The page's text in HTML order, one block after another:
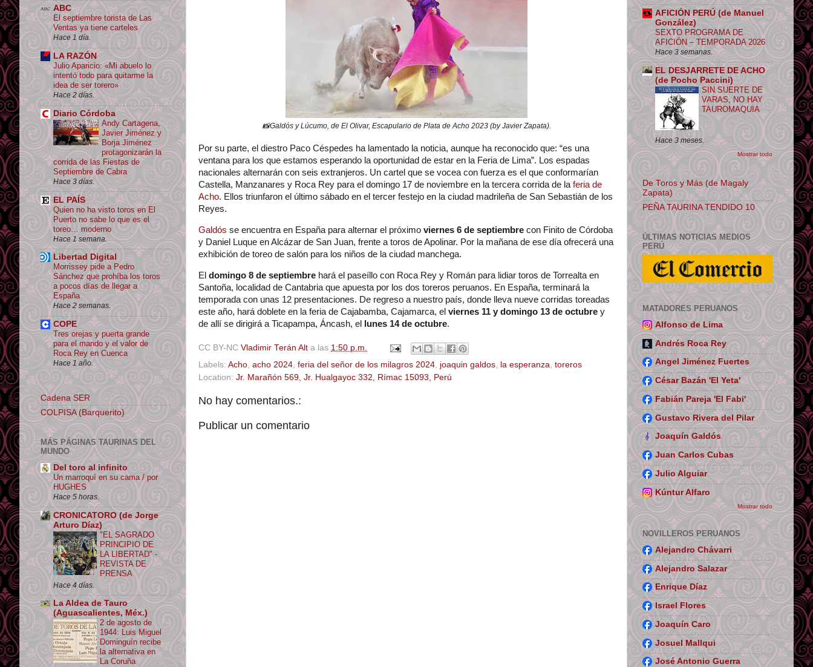
📸Galdós y Lúcumo, de El Olivar, Escapulario de Plata de Acho 2023 (by Javier Zapata).
Por su parte, el diestro Paco Céspedes ha lamentado la noticia, aunque ha reconocido que: “es una
ventana para los que estamos esperando la oportunidad de estar en la Feria de Lima”. Los espadas
nacionales alternarán con seis extranjeros. Un cartel que se vocea con fuerza es el que conformarían
Castella, Manzanares y Roca Rey para el domingo 17 de noviembre en la tercera corrida de la feria de
Acho. Ellos triunfaron el último sábado en el tercer festejo en la ciudad madrileña de San Sebastián de los
Reyes.
Galdós se encuentra en España para alternar el próximo viernes 6 de septiembre con Finito de Córdoba
y Daniel Luque en Alcázar de San Juan, frente a toros de Apolinar. Por la mañana de ese día ofrecerá una
exhibición de toreo de salón para los niños de la ciudad manchega.
El domingo 8 de septiembre hará el paseíllo con Roca Rey y Román para lidiar toros de Torrealta en
Santoña, localidad de Cantabria que apuesta por los dos toreros peruanos. En España, terminará la
temporada con unas 12 presentaciones. De regreso a nuestro país, donde lleva nueve corridas toreadas
este año, hará doblete en la feria de Cajabamba, Cajamarca, el viernes 11 y domingo 13 de octubre y
de allí se dirigirá a Ticapampa, Áncash, el
lunes 14 de octubre.
CC BY-NC Vladimir Terán Alt a las 1:50 p.m.
Labels: Acho, acho 2024, feria del señor de los milagros 2024, joaquin galdos, la esperanza, toreros
Location: Jr. Marañón 569, Jr. Hualgayoc 332, Rímac 15093, Perú
No hay comentarios.:
Publicar un comentario
ABC
El septiembre torista de Las
Ventas ya tiene carteles
Hace 1 día.
LA RAZÓN
Julio Aparicio: «Mi abuelo lo
intentó todo para quitarme la
idea de ser torero»
Hace 2 días.
Diario Córdoba
Andy Cartagena,
Javier Jiménez y
Borja Jiménez
protagonizarán la
corrida de las Fiestas de
Septiembre de Cabra
Hace 3 días.
EL PAÍS
Quien no ha visto toros en El
Puerto no sabe lo que es el
toreo… moderno
Hace 1 semana.
Libertad Digital
Morrissey pide a Pedro
Sánchez que prohíba los toros
a pocos días de llegar a
España
Hace 2 semanas.
COPE
Tres orejas y puerta grande
para el mando y el valor de
Roca Rey en Cuenca
Hace 1 año.
Cadena SER
COLPISA (Barquerito)
MÁS PÁGINAS TAURINAS DEL
MUNDO
Del toro al infinito
Un marroquí en su cama / por
HUGHES
Hace 5 horas.
CRONICATORO (de Jorge
Arturo Díaz)
"EL SAGRADO
PRINCIPIO DE
LA LIBERTAD" -
REVISTA DE
PRENSA
Hace 4 días.
La Aldea de Tauro
(Aguascalientes, Méx.)
2 de agosto de
1944: Luis Miguel
Dominguín recibe
la alternativa en
La Coruña
AFICIÓN PERÚ (de Manuel
González)
SEXTO PROGRAMA DE
AFICIÓN – TEMPORADA 2026
Hace 3 semanas.
EL DESJARRETE DE ACHO
(de Pocho Paccini)
SIN SUERTE DE
VARAS, NO HAY
TAUROMAQUIA
Hace 3 meses.
Mostrar todo
De Toros y Más (de Magaly
Zapata)
PEÑA TAURINA TENDIDO 10
ÚLTIMAS NOTICIAS MEDIOS
PERÚ
MATADORES PERUANOS
Alfonso de Lima
Andrés Roca Rey
Angel Jiménez Fuertes
César Bazán 'El Yeta'
Fabián Pareja 'El Fabi'
Gustavo Rivera del Pilar
Joaquín Galdós
Juan Carlos Cubas
Julio Alguiar
Kúntur Alfaro
Mostrar todo
NOVILLEROS PERUANOS
Alejandro Chávarri
Alejandro Salazar
Enrique Díaz
Israel Flores
Joaquín Caro
Josuel Mallqui
José Antonio Guerra